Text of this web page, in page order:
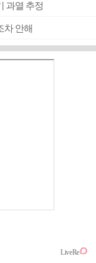
과열 추정
차 안해